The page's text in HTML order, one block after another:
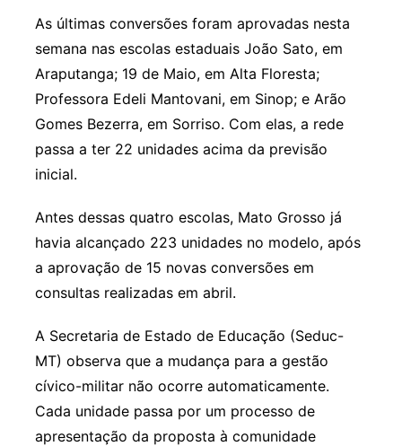
As últimas conversões foram aprovadas nesta
semana nas escolas estaduais João Sato, em
Araputanga; 19 de Maio, em Alta Floresta;
Professora Edeli Mantovani, em Sinop; e Arão
Gomes Bezerra, em Sorriso. Com elas, a rede
passa a ter 22 unidades acima da previsão
inicial.
Antes dessas quatro escolas, Mato Grosso já
havia alcançado 223 unidades no modelo, após
a aprovação de 15 novas conversões em
consultas realizadas em abril.
A Secretaria de Estado de Educação (Seduc-
MT) observa que a mudança para a gestão
cívico-militar não ocorre automaticamente.
Cada unidade passa por um processo de
apresentação da proposta à comunidade